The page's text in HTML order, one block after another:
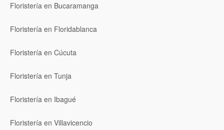
Floristería en Bucaramanga
Floristería en Floridablanca
Floristería en Cúcuta
Floristería en Tunja
Floristería en Ibagué
Floristería en Villavicencio